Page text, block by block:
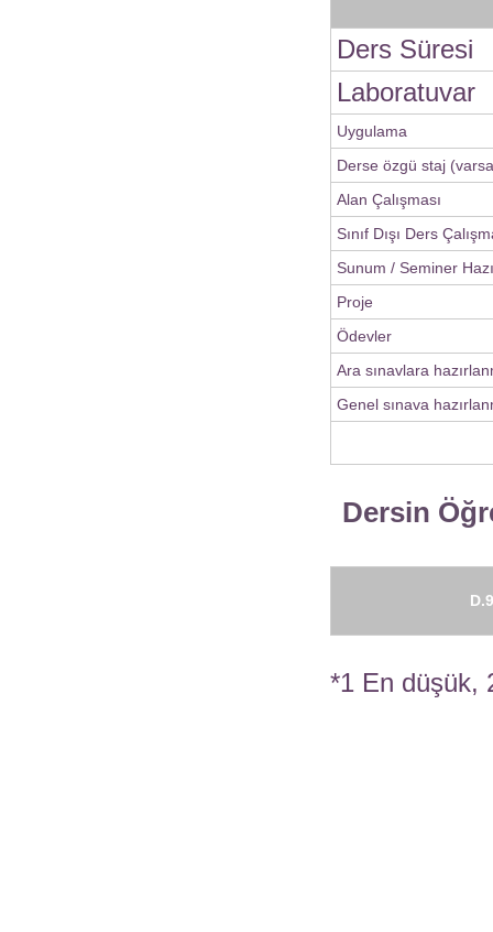
Ders Süresi
Laboratuvar
Uygulama
Derse özgü staj
Alan Çalışması
Sınıf Dışı Ders
Sunum / Seminer
Proje
Ödevler
Ara sınavlara
Genel sınava
Dersin
*1 En düşük,